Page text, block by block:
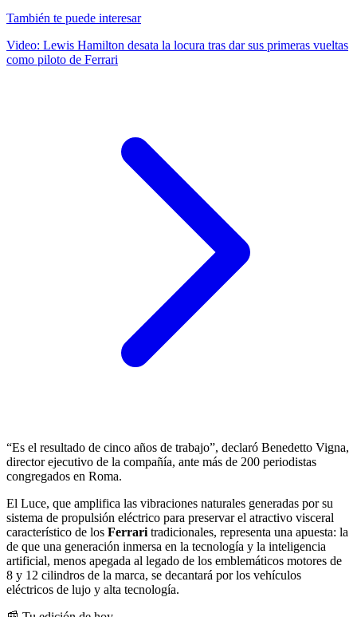
También te puede interesar
Video: Lewis Hamilton desata la locura tras dar sus primeras vueltas
como piloto de Ferrari
“Es el resultado de cinco años de trabajo”, declaró Benedetto Vigna,
director ejecutivo de la compañía, ante más de 200 periodistas
congregados en Roma.
El Luce, que amplifica las vibraciones naturales generadas por su
sistema de propulsión eléctrico para preservar el atractivo visceral
característico de los Ferrari tradicionales, representa una apuesta: la
de que una generación inmersa en la tecnología y la inteligencia
artificial, menos apegada al legado de los emblemáticos motores de
8 y 12 cilindros de la marca, se decantará por los vehículos
eléctricos de lujo y alta tecnología.